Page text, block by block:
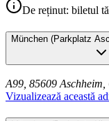
De reținut: biletul
München (Parkplatz
A99, 85609
Vizualizează această